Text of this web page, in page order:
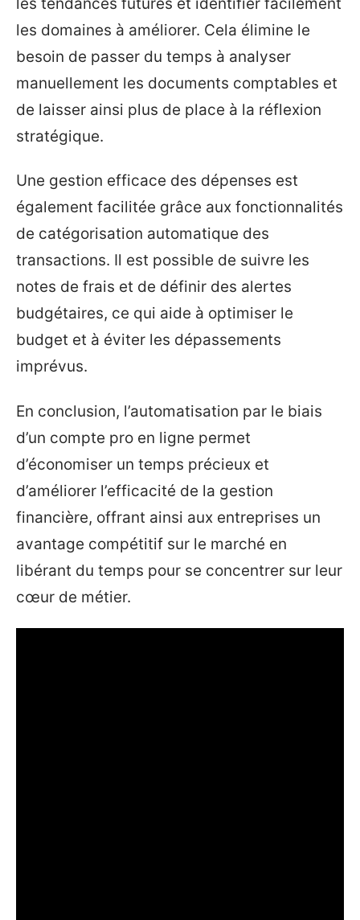
les domaines à améliorer. Cela élimine le
besoin de passer du temps à analyser
manuellement les documents comptables et
de laisser ainsi plus de place à la réflexion
stratégique.
Une gestion efficace des dépenses est
également facilitée grâce aux fonctionnalités
de catégorisation automatique des
transactions. Il est possible de suivre les
notes de frais et de définir des alertes
budgétaires, ce qui aide à optimiser le
budget et à éviter les dépassements
imprévus.
En conclusion, l’automatisation par le biais
d’un compte pro en ligne permet
d’économiser un temps précieux et
d’améliorer l’efficacité de la gestion
financière, offrant ainsi aux entreprises un
avantage compétitif sur le marché en
libérant du temps pour se concentrer sur leur
cœur de métier.